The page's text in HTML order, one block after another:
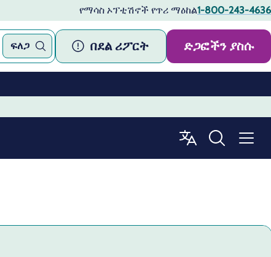
የማሳስ ኦፕቲሽኖች የጥሪ ማዕከል1-800-243-4636
ፍለጋ በደል ሪፖርት ድጋፎችን ያስሱ